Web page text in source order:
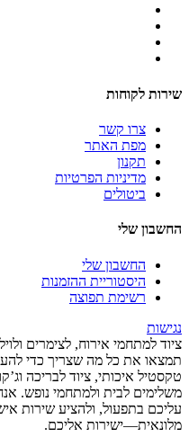
שירות לקוחות
צרו קשר
מפת האתר
תקנון
מדיניות הפרטיות
ביטולים
החשבון שלי
החשבון שלי
היסטוריית ההזמנות
רשימת תפוצה
נגישות
ציוד למתחמי אירוח, לצימרים
תמצאו את כל מה שצריך כדי
טקסטיל איכותי, ציוד לבריכה
משלימים לבית ולמתחמי נופש.
עליכם בתפעול, ולהציע שירות
מלונאית—ישירות אליכם.